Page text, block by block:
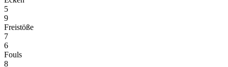
5
9
Freistöße
7
6
Fouls
8